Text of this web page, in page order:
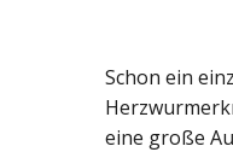
Schon ein
eine große